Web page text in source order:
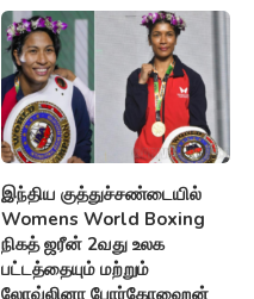
இந்திய குத்துச்சண்டையில்
Womens World Boxing
நிகத் ஜரீன் 2வது உலக
பட்டத்தையும் மற்றும்